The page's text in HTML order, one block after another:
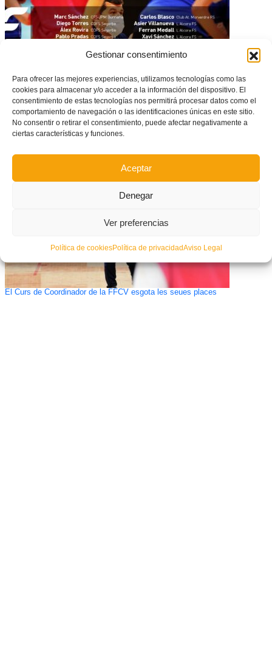
Gestionar consentimiento
Para ofrecer las mejores experiencias, utilizamos tecnologías como las
cookies para almacenar y/o acceder a la información del dispositivo. El
consentimiento de estas tecnologías nos permitirá procesar datos como el
comportamiento de navegación o las identificaciones únicas en este sitio.
No consentir o retirar el consentimiento, puede afectar negativamente a
ciertas características y funciones.
Aceptar
Denegar
Ver preferencias
Política de cookiesPolítica de privacidadAviso Legal
CONVOCATÒRIA: 20 jugadors sub16 convocats per la Selecció
Valenciana masculina de futsal
El Curs de Coordinador de la FFCV esgota les seues places